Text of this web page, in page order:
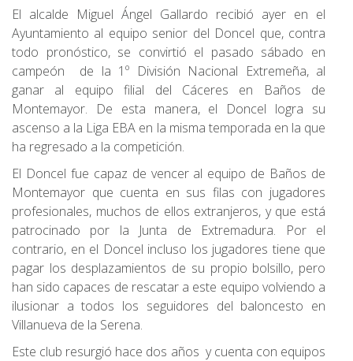
El alcalde Miguel Ángel Gallardo recibió ayer en el
Ayuntamiento al equipo senior del Doncel que, contra
todo pronóstico, se convirtió el pasado sábado en
campeón
de la 1º División Nacional Extremeña, al
ganar al equipo filial del Cáceres en Baños de
Montemayor. De esta manera, el Doncel logra su
ascenso a la Liga EBA en la misma temporada en la que
ha regresado a la competición.
El Doncel fue capaz de vencer al equipo de Baños de
Montemayor que cuenta en sus filas con jugadores
profesionales, muchos de ellos extranjeros, y que está
patrocinado por la Junta de Extremadura. Por el
contrario, en el Doncel incluso los jugadores tiene que
pagar los desplazamientos de su propio bolsillo, pero
han sido capaces de rescatar a este equipo volviendo a
ilusionar a todos los seguidores del baloncesto en
Villanueva de la Serena.
Este club resurgió hace dos años y cuenta con equipos